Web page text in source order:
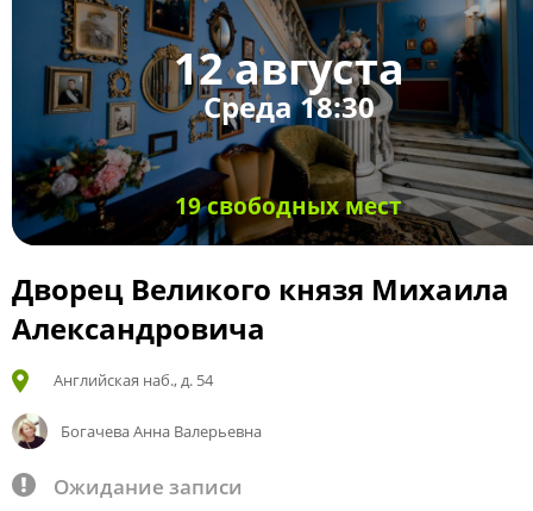
12 августа
Среда 18:30
19 свободных мест
Дворец Великого князя Михаила
Александровича
Английская наб., д. 54
Богачева Анна Валерьевна
Ожидание записи